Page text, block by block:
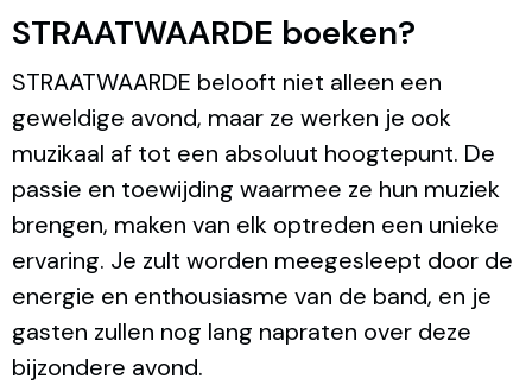
STRAATWAARDE boeken?
STRAATWAARDE belooft niet alleen een
geweldige avond, maar ze werken je ook
muzikaal af tot een absoluut hoogtepunt. De
passie en toewijding waarmee ze hun muziek
brengen, maken van elk optreden een unieke
ervaring. Je zult worden meegesleept door de
energie en enthousiasme van de band, en je
gasten zullen nog lang napraten over deze
bijzondere avond.